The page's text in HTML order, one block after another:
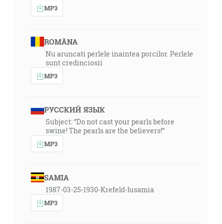
MP3
ROMÂNA
Nu aruncati perlele inaintea porcilor. Perlele
sunt credinciosii
MP3
РУССКИЙ ЯЗЫК
Subject: “Do not cast your pearls before
swine! The pearls are the believers!”
MP3
SAMIA
1987-03-25-1930-Krefeld-lusamia
MP3